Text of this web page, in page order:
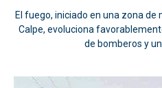
El fuego, iniciado en una zona
Calpe, evoluciona
de bomberos y